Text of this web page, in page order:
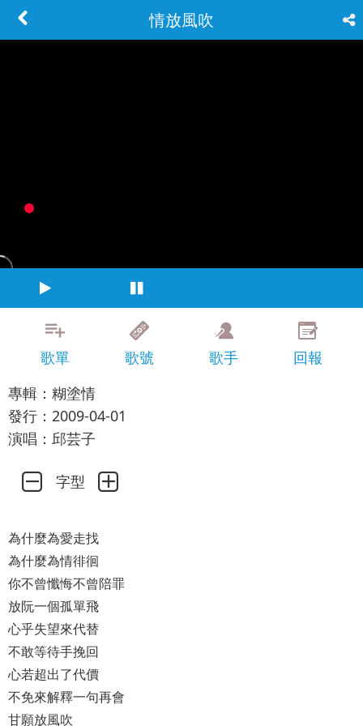
情放風吹
歌單 歌號 歌手
回報
專輯：糊塗情
發行：2009-04-01
演唱：邱芸子
字型
為什麼為愛走找
為什麼為情徘徊
你不曾懺悔不曾陪罪
放阮一個孤單飛
心乎失望來代替
不敢等待手挽回
心若超出了代價
不免來解釋一句再會
甘願放風吹